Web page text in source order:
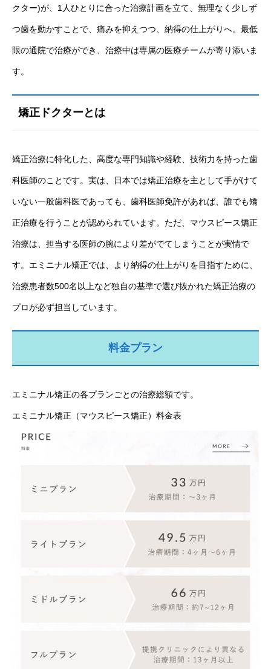
クター)が、1人ひとりに合った治療計画を立て、無理なく少しず
つ歯を動かすことで、痛みを抑えつつ、納得の仕上がりへ。最低
限の通院で治療ができ、治療中は専属の医療チームが寄り添いま
す。
矯正ドクターとは
矯正治療に特化した、高度な専門知識や経験、技術力を持った歯
科医師のことです。実は、日本では矯正治療を主として手がけて
いない一般歯科医であっても、歯科医師免許があれば、誰でも矯
正治療を行うことが認められています。ただ、マウスピース矯正
治療は、担当する医師の腕により差がでてしまうことが実情で
す。エミニナル矯正では、より納得の仕上がりを目指すために、
治療患者数500名以上など独自の基準で選び抜かれた矯正治療の
プロが必ず担当しています。
料金プラン
エミニナル矯正の各プランごとの治療総額です。
エミニナル矯正（マウスピース矯正）料金表